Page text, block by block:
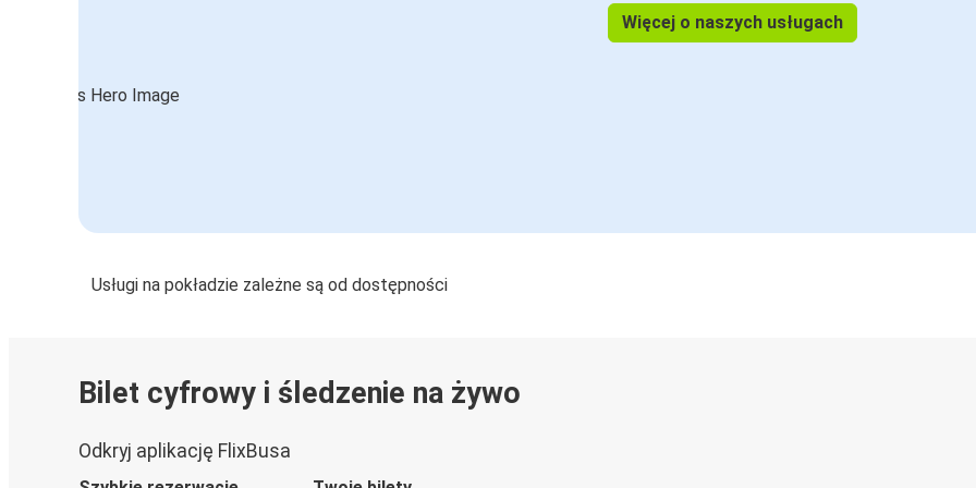
Więcej o naszych usługach
Usługi na pokładzie zależne są od dostępności
Bilet cyfrowy i śledzenie na żywo
Odkryj aplikację FlixBusa